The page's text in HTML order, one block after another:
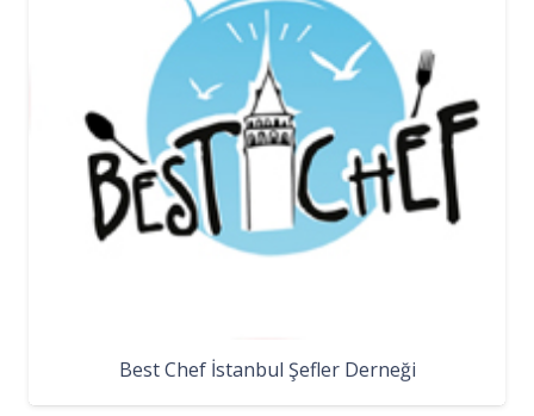
Best Chef İstanbul Şefler Derneği